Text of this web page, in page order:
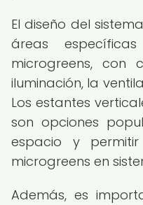
El diseño del
áreas
microgreens, con
iluminación, la
Los estantes
son opciones
espacio y
microgreens en
Además, es